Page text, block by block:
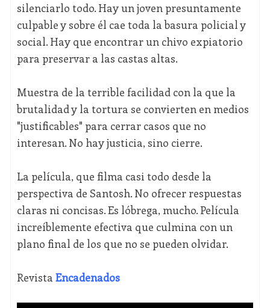
silenciarlo todo. Hay un joven presuntamente
culpable y sobre él cae toda la basura policial y
social. Hay que encontrar un chivo expiatorio
para preservar a las castas altas.
Muestra de la terrible facilidad con la que la
brutalidad y la tortura se convierten en medios
"justificables" para cerrar casos que no
interesan. No hay justicia, sino cierre.
La película, que filma casi todo desde la
perspectiva de Santosh. No ofrecer respuestas
claras ni concisas. Es lóbrega, mucho. Película
increíblemente efectiva que culmina con un
plano final de los que no se pueden olvidar.
Revista Encadenados